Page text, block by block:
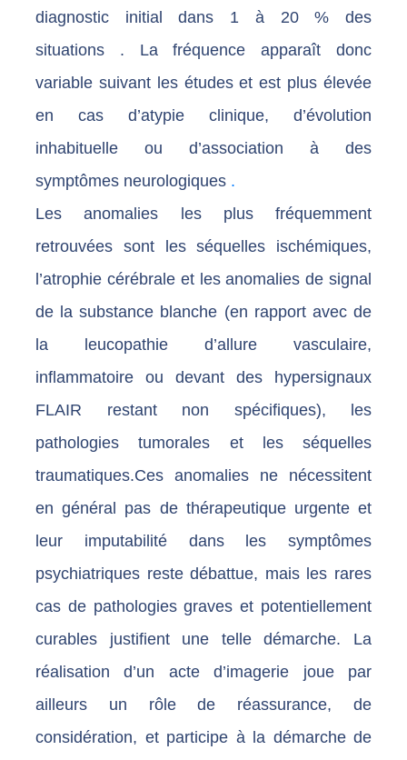
diagnostic initial dans 1 à 20 % des
situations . La fréquence apparaît donc
variable suivant les études et est plus élevée
en cas d’atypie clinique, d’évolution
inhabituelle ou d’association à des
symptômes neurologiques .
Les anomalies les plus fréquemment
retrouvées sont les séquelles ischémiques,
l’atrophie cérébrale et les anomalies de signal
de la substance blanche (en rapport avec de
la leucopathie d’allure vasculaire,
inflammatoire ou devant des hypersignaux
FLAIR restant non spécifiques), les
pathologies tumorales et les séquelles
traumatiques.Ces anomalies ne nécessitent
en général pas de thérapeutique urgente et
leur imputabilité dans les symptômes
psychiatriques reste débattue, mais les rares
cas de pathologies graves et potentiellement
curables justifient une telle démarche. La
réalisation d’un acte d’imagerie joue par
ailleurs un rôle de réassurance, de
considération, et participe à la démarche de